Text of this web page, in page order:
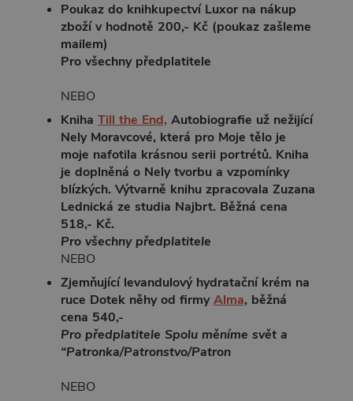
Poukaz do knihkupectví Luxor na nákup
zboží v hodnotě 200,- Kč (poukaz zašleme
mailem)
Pro všechny předplatitele
NEBO
Kniha Till the End, Autobiografie už nežijící
Nely Moravcové, která pro Moje tělo je
moje nafotila krásnou serii portrétů. Kniha
je doplněná o Nely tvorbu a vzpomínky
blízkých. Výtvarně knihu zpracovala Zuzana
Lednická ze studia Najbrt. Běžná cena
518,- Kč.
Pro všechny předplatitele
NEBO
Zjemňující levandulový hydratační krém na
ruce Dotek něhy od firmyAlma, běžná
cena 540,-
Pro předplatitele Spolu měníme svět a
“Patronka/Patronstvo/Patron
NEBO